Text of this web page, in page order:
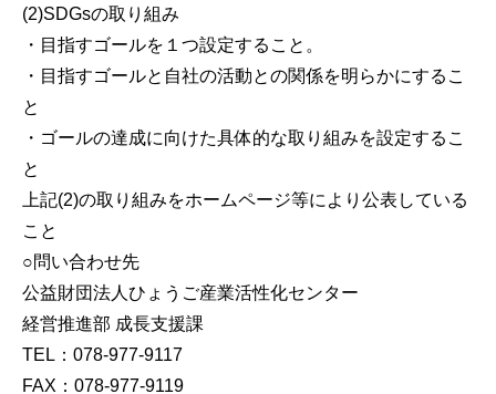
(2)SDGsの取り組み
・目指すゴールを１つ設定すること。
・目指すゴールと自社の活動との関係を明らかにするこ
と
・ゴールの達成に向けた具体的な取り組みを設定するこ
と
上記(2)の取り組みをホームページ等により公表している
こと
○問い合わせ先
公益財団法人ひょうご産業活性化センター
経営推進部 成長支援課
TEL：078-977-9117
FAX：078-977-9119